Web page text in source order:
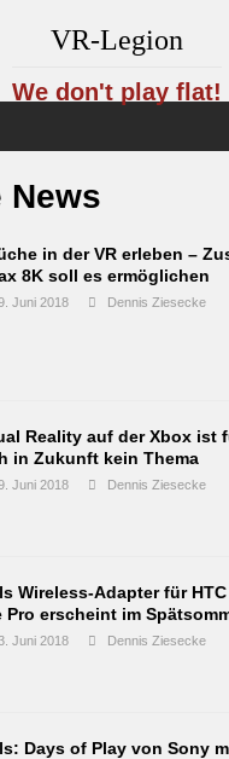
VR-Legion
We don't play flat!
News
in der VR erleben –
8K soll es ermöglichen
Juni 2018 Dennis Ziesecke
Reality auf der Xbox ist
in Zukunft kein Thema
Juni 2018 Dennis Ziesecke
Wireless-Adapter für
Pro erscheint im
Juni 2018 Dennis Ziesecke
Days of Play von Sony